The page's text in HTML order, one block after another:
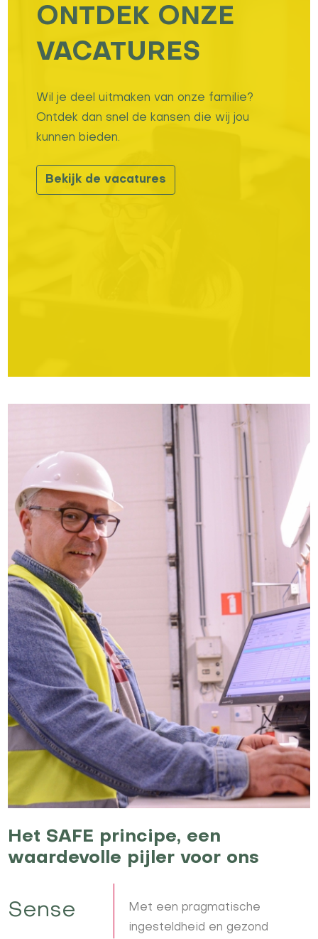
ONTDEK ONZE
VACATURES
Wil je deel uitmaken van onze familie?
Ontdek dan snel de kansen die wij jou
kunnen bieden.
Bekijk de vacatures
Het SAFE principe, een
waardevolle pijler voor ons
Sense
Met een pragmatische
ingesteldheid en gezond